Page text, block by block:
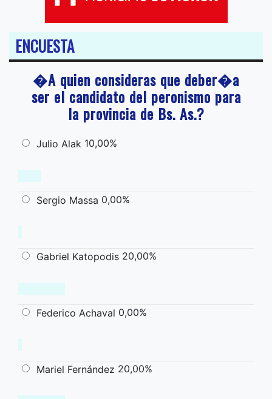
ENCUESTA
�A quien consideras que deber�a
ser el candidato del peronismo para
la provincia de Bs. As.?
Julio Alak 10,00%
Sergio Massa 0,00%
Gabriel Katopodis 20,00%
Federico Achaval 0,00%
Mariel Fernández 20,00%